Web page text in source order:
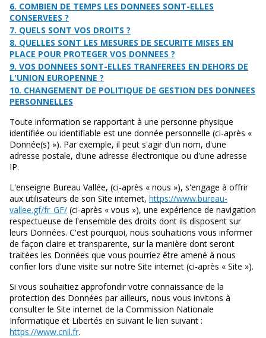
6. COMBIEN DE TEMPS LES DONNEES SONT-ELLES
CONSERVEES ?
7. QUELS SONT VOS DROITS ?
8. QUELLES SONT LES MESURES DE SECURITE MISES EN
PLACE POUR PROTEGER VOS DONNEES ?
9. VOS DONNEES SONT-ELLES TRANFEREES EN DEHORS DE
L'UNION EUROPENNE ?
10. CHANGEMENT DE POLITIQUE DE GESTION DES DONNEES
PERSONNELLES
Toute information se rapportant à une personne physique
identifiée ou identifiable est une donnée personnelle (ci-après «
Donnée(s) »). Par exemple, il peut s'agir d'un nom, d'une
adresse postale, d'une adresse électronique ou d'une adresse
IP.
L'enseigne Bureau Vallée, (ci-après « nous »), s'engage à offrir
aux utilisateurs de son Site internet, https://www.bureau-
vallee.gf/fr_GF/ (ci-après « vous »), une expérience de navigation
respectueuse de l'ensemble des droits dont ils disposent sur
leurs Données. C'est pourquoi, nous souhaitions vous informer
de façon claire et transparente, sur la manière dont seront
traitées les Données que vous pourriez être amené à nous
confier lors d'une visite sur notre Site internet (ci-après « Site »).
Si vous souhaitiez approfondir votre connaissance de la
protection des Données par ailleurs, nous vous invitons à
consulter le Site internet de la Commission Nationale
Informatique et Libertés en suivant le lien suivant :
https://www.cnil.fr.